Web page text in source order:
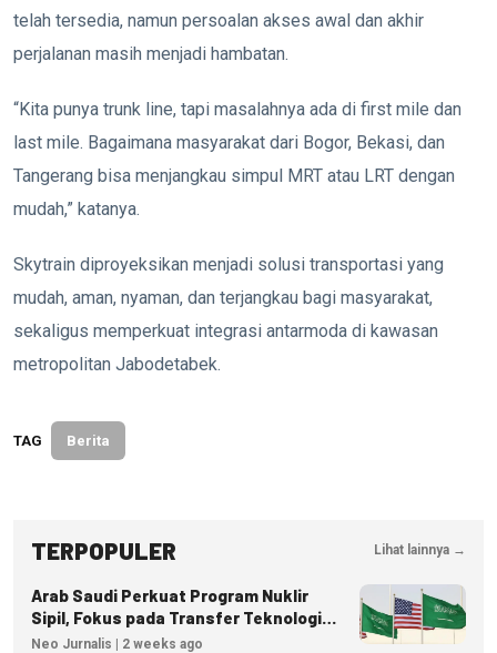
telah tersedia, namun persoalan akses awal dan akhir
perjalanan masih menjadi hambatan.
“Kita punya trunk line, tapi masalahnya ada di first mile dan
last mile. Bagaimana masyarakat dari Bogor, Bekasi, dan
Tangerang bisa menjangkau simpul MRT atau LRT dengan
mudah,” katanya.
Skytrain diproyeksikan menjadi solusi transportasi yang
mudah, aman, nyaman, dan terjangkau bagi masyarakat,
sekaligus memperkuat integrasi antarmoda di kawasan
metropolitan Jabodetabek.
TAG Berita
TERPOPULER Lihat lainnya →
Arab Saudi Perkuat Program Nuklir
Sipil, Fokus pada Transfer Teknologi
dan Kedaulatan Energi
Neo Jurnalis | 2 weeks ago